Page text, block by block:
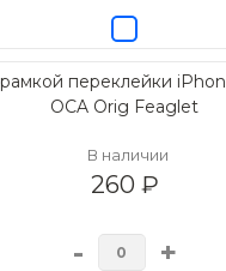
переклейки
OCA Orig Feaglet
В наличии
260 ₽
- +